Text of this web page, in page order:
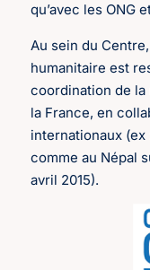
qu’avec les ONG
Au sein du
humanitaire est
coordination de la
la France, en
internationaux
comme au Népal
avril 2015).